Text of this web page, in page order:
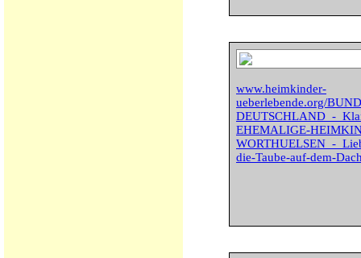
www.heimkinder-
ueberlebende.org/
DEUTSCHLAND_-
EHEMALIGE-
WORTHUELSEN_-
die-Taube-auf-dem-